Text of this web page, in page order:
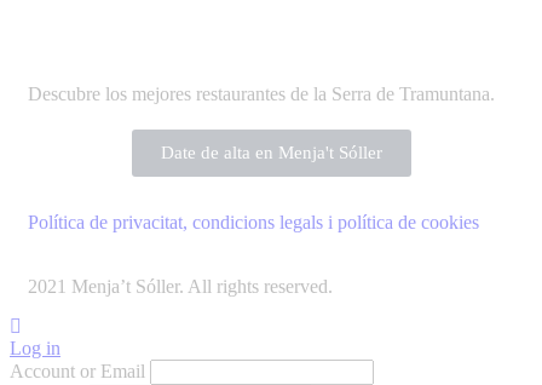
Descubre los mejores restaurantes de la Serra de Tramuntana.
Date de alta en Menja't Sóller
Política de privacitat, condicions legals i política de cookies
2021 Menja’t Sóller. All rights reserved.
Log in
Account or Email